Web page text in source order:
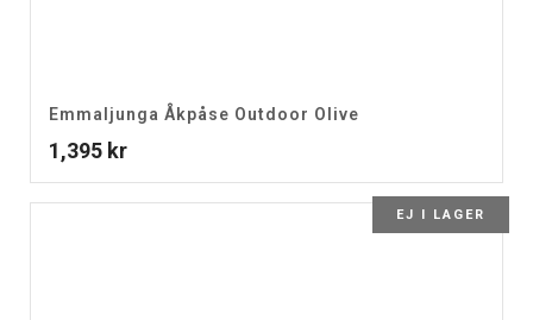
Emmaljunga Åkpåse Outdoor Olive
1,395 kr
EJ I LAGER